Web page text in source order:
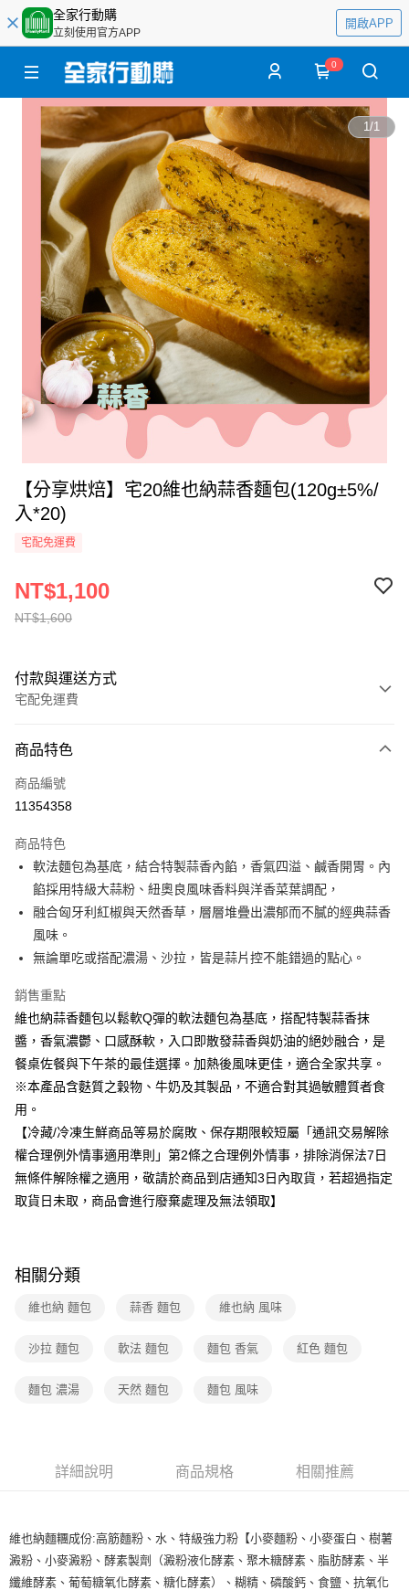
全家行動購
立刻使用官方APP
開啟APP
0
1/1
【分享烘焙】宅20維也納蒜香麵包(120g±5%/
入*20)
宅配免運費
NT$1,600
NT$1,100
付款與運送方式
宅配免運費
全家線上支付
運送方式
冷凍本島宅配
免運費
商品特色
商品編號
11354358
商品特色
軟法麵包為基底，結合特製蒜香內餡，香氣四溢、鹹香開胃。內
餡採用特級大蒜粉、紐奧良風味香料與洋香菜葉調配，
融合匈牙利紅椒與天然香草，層層堆疊出濃郁而不膩的經典蒜香
風味。
無論單吃或搭配濃湯、沙拉，皆是蒜片控不能錯過的點心。
銷售重點
維也納蒜香麵包以鬆軟Q彈的軟法麵包為基底，搭配特製蒜香抹
醬，香氣濃鬱、口感酥軟，入口即散發蒜香與奶油的絕妙融合，是
餐桌佐餐與下午茶的最佳選擇。加熱後風味更佳，適合全家共享。
※本產品含麩質之穀物、牛奶及其製品，不適合對其過敏體質者食
用。
【冷藏/冷凍生鮮商品等易於腐敗、保存期限較短屬「通訊交易解除
權合理例外情事適用準則」第2條之合理例外情事，排除消保法7日
無條件解除權之適用，敬請於商品到店通知3日內取貨，若超過指定
取貨日未取，商品會進行廢棄處理及無法領取】
相關分類
維也納 麵包 蒜香 麵包 維也納 風味
沙拉 麵包 軟法 麵包 麵包 香氣 紅色 麵包
麵包 濃湯 天然 麵包 麵包 風味
詳細說明 商品規格 相關推薦
維也納麵糰成份:高筋麵粉、水、特級強力粉【小麥麵粉、小麥蛋白、樹薯
澱粉、小麥澱粉、酵素製劑（澱粉液化酵素、聚木糖酵素、脂肪酵素、半
纖維酵素、葡萄糖氧化酵素、糖化酵素）、糊精、磷酸鈣、食鹽、抗氧化